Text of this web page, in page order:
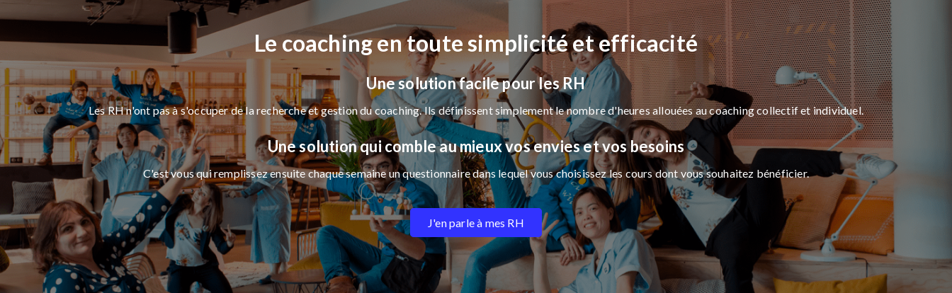
Le coaching en toute simplicité et efficacité
Une solution facile pour les RH
Les RH n'ont pas à s'occuper de la recherche et gestion du coaching. Ils définissent simplement le nombre d'heures allouées au coaching collectif et individuel.
Une solution qui comble au mieux vos envies et vos besoins
C'est vous qui remplissez ensuite chaque semaine un questionnaire dans lequel vous choisissez les cours dont vous souhaitez bénéficier.
J'en parle à mes RH